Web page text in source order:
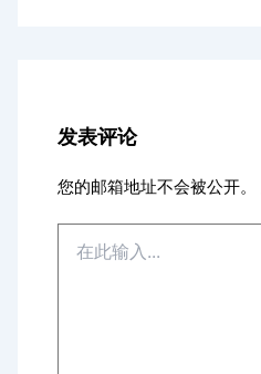
发表评论
您的邮箱地址不会被公开。